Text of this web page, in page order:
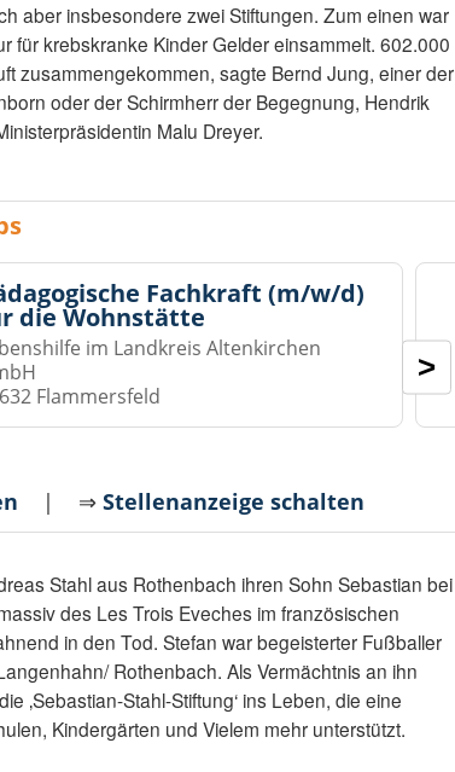
aber insbesondere zwei Stiftungen. Zum einen war
für krebskranke Kinder Gelder einsammelt. 602.000
zusammengekommen, sagte Bernd Jung, einer der
oder der Schirmherr der Begegnung, Hendrik
Malu Dreyer.
Fachkraft (m/w/d)
die Wohnstätte
im Landkreis Altenkirchen
Flammersfeld
>
| ⇒Stellenanzeige schalten
Stahl aus Rothenbach ihren Sohn Sebastian bei
des Les Trois Eveches im französischen
in den Tod. Stefan war begeisterter Fußballer
Rothenbach. Als Vermächtnis an ihn
‚Sebastian-Stahl-Stiftung‘ ins Leben, die eine
Kindergärten und Vielem mehr unterstützt.